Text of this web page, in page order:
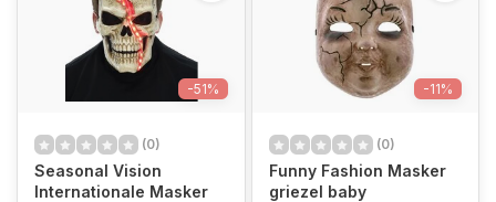
-51%
(0)
Seasonal Vision
Internationale Masker
-11%
(0)
Funny Fashion Masker
griezel baby